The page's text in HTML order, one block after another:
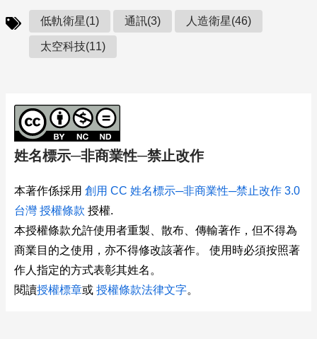
低軌衛星(1) 通訊(3) 人造衛星(46)
太空科技(11)
姓名標示─非商業性─禁止改作
本著作係採用 創用 CC 姓名標示─非商業性─禁止改作 3.0
台灣 授權條款 授權.
本授權條款允許使用者重製、散布、傳輸著作，但不得為
商業目的之使用，亦不得修改該著作。 使用時必須按照著
作人指定的方式表彰其姓名。
閱讀授權標章或 授權條款法律文字。